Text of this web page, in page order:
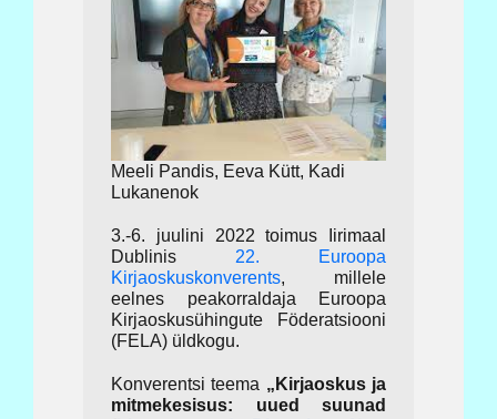
Meeli Pandis, Eeva Kütt, Kadi
Lukanenok
3.-6. juulini 2022 toimus Iirimaal
Dublinis 22. Euroopa
Kirjaoskuskonverents, millele
eelnes peakorraldaja Euroopa
Kirjaoskusühingute Föderatsiooni
(FELA) üldkogu.
Konverentsi teema „Kirjaoskus ja
mitmekesisus: uued suunad